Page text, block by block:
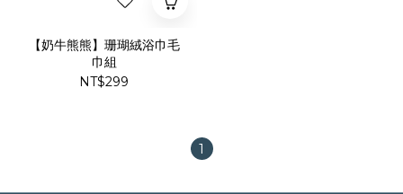
【奶牛熊熊】珊瑚絨浴巾毛
巾組
NT$299
1